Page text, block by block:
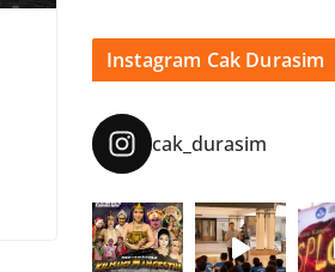
Instagram Cak Durasim
cak_durasim